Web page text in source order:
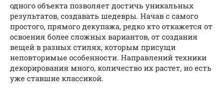
одного объекта позволяет достичь уникальных
результатов, создавать шедевры. Начав с самого
простого, прямого декупажа, редко кто откажется от
освоения более сложных вариантов, от создания
вещей в разных стилях, которым присущи
неповторимые особенности. Направлений техники
декорирования много, количество их растет, но есть
уже ставшие классикой.